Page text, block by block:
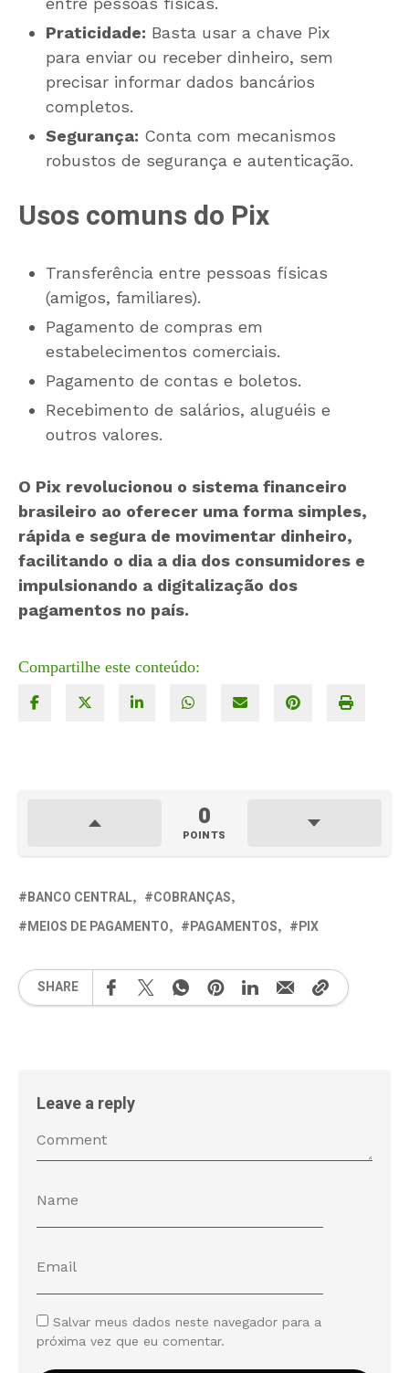
Praticidade: Basta usar a chave Pix
para enviar ou receber dinheiro, sem
precisar informar dados bancários
completos.
Segurança: Conta com mecanismos
robustos de segurança e autenticação.
Usos comuns do Pix
Transferência entre pessoas físicas
(amigos, familiares).
Pagamento de compras em
estabelecimentos comerciais.
Pagamento de contas e boletos.
Recebimento de salários, aluguéis e
outros valores.
O Pix revolucionou o sistema financeiro
brasileiro ao oferecer uma forma simples,
rápida e segura de movimentar dinheiro,
facilitando o dia a dia dos consumidores e
impulsionando a digitalização dos
pagamentos no país.
Compartilhe este conteúdo:
0
POINTS
BANCO CENTRAL
COBRANÇAS
MEIOS DE PAGAMENTO
PAGAMENTOS PIX
SHARE
Leave a reply
Salvar meus dados neste navegador para a
próxima vez que eu comentar.